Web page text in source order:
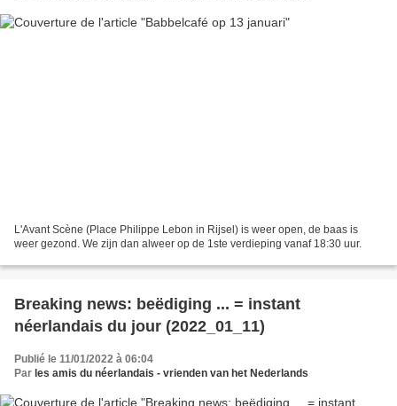
L'Avant Scène (Place Philippe Lebon in Rijsel) is weer open, de baas is
weer gezond. We zijn dan alweer op de 1ste verdieping vanaf 18:30 uur.
Breaking news: beëdiging ... = instant
néerlandais du jour (2022_01_11)
Publié le 11/01/2022 à 06:04
Par les amis du néerlandais - vrienden van het Nederlands